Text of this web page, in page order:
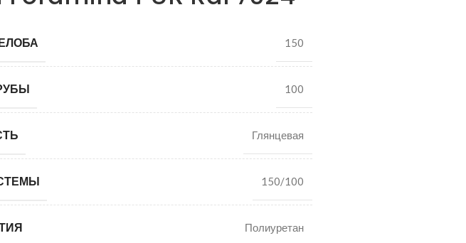
150
100
Глянцевая
150/100
Полиуретан